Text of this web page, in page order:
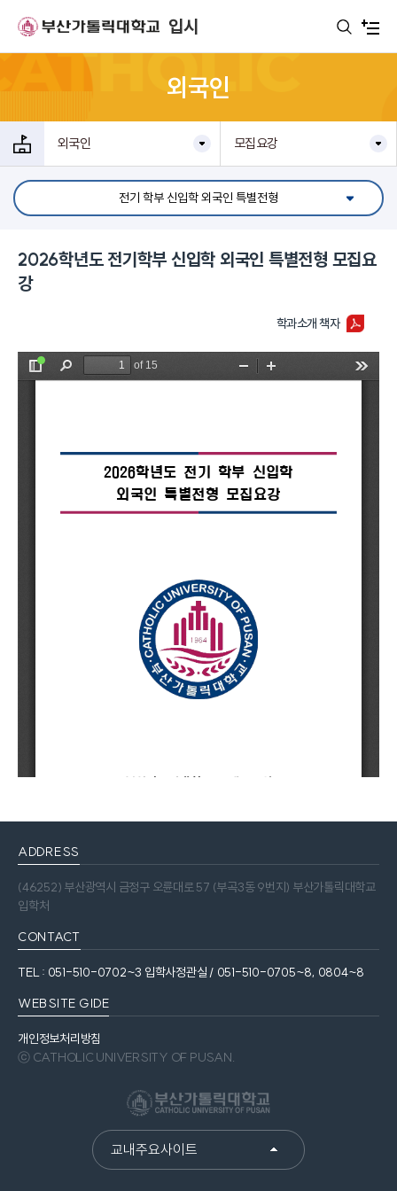
입시
외국인
외국인 모집요강
전기 학부 신입학 외국인 특별전형
2026학년도 전기학부 신입학 외국인 특별전형 모집요
강
학과소개 책자
ADDRESS
(46252) 부산광역시 금정구 오륜대로 57 (부곡3동 9번지) 부산가톨릭대학교
입학처
CONTACT
TEL : 051-510-0702~3 입학사정관실 / 051-510-0705~8, 0804~8
WEBSITE GIDE
개인정보처리방침
ⓒ CATHOLIC UNIVERSITY OF PUSAN.
교내주요사이트